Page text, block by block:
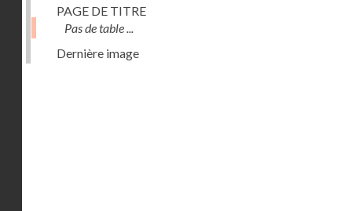
PAGE DE TITRE
Pas de table ...
Dernière image